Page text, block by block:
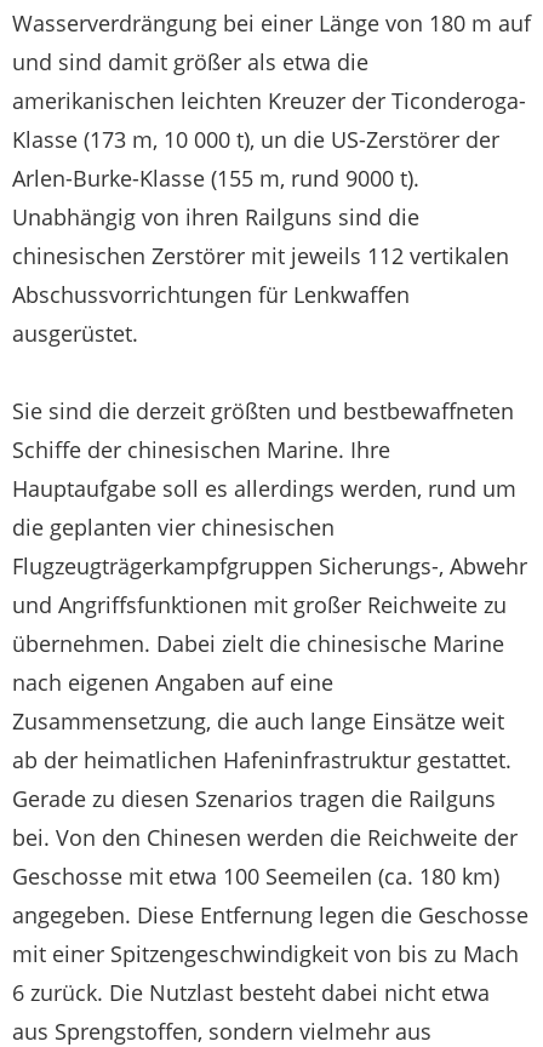
Wasserverdrängung bei einer Länge von 180 m auf
und sind damit größer als etwa die
amerikanischen leichten Kreuzer der Ticonderoga-
Klasse (173 m, 10 000 t), un die US-Zerstörer der
Arlen-Burke-Klasse (155 m, rund 9000 t).
Unabhängig von ihren Railguns sind die
chinesischen Zerstörer mit jeweils 112 vertikalen
Abschussvorrichtungen für Lenkwaffen
ausgerüstet.
Sie sind die derzeit größten und bestbewaffneten
Schiffe der chinesischen Marine. Ihre
Hauptaufgabe soll es allerdings werden, rund um
die geplanten vier chinesischen
Flugzeugträgerkampfgruppen Sicherungs-, Abwehr
und Angriffsfunktionen mit großer Reichweite zu
übernehmen. Dabei zielt die chinesische Marine
nach eigenen Angaben auf eine
Zusammensetzung, die auch lange Einsätze weit
ab der heimatlichen Hafeninfrastruktur gestattet.
Gerade zu diesen Szenarios tragen die Railguns
bei. Von den Chinesen werden die Reichweite der
Geschosse mit etwa 100 Seemeilen (ca. 180 km)
angegeben. Diese Entfernung legen die Geschosse
mit einer Spitzengeschwindigkeit von bis zu Mach
6 zurück. Die Nutzlast besteht dabei nicht etwa
aus Sprengstoffen, sondern vielmehr aus